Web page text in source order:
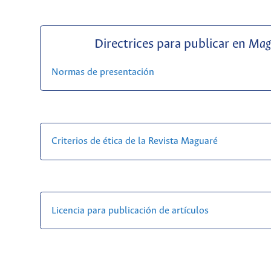
Directrices para publicar en
Normas de presentación
Criterios de ética de la Revista Maguaré
Licencia para publicación de artículos